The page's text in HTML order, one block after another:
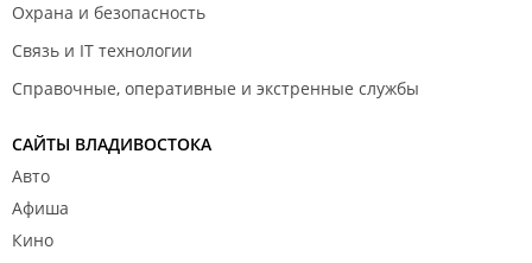
Охрана и безопасность
Связь и IT технологии
Справочные, оперативные и экстренные службы
САЙТЫ ВЛАДИВОСТОКА
Авто
Афиша
Кино